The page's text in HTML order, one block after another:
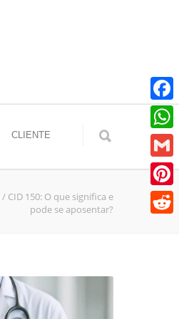
CLIENTE
/ CID 150: O que significa e
pode se aposentar?
Gmail